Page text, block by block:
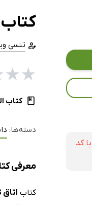
کتاب
تنسی
★
★
کتاب
دسته‌ها:
معرفی
کتاب اتاق